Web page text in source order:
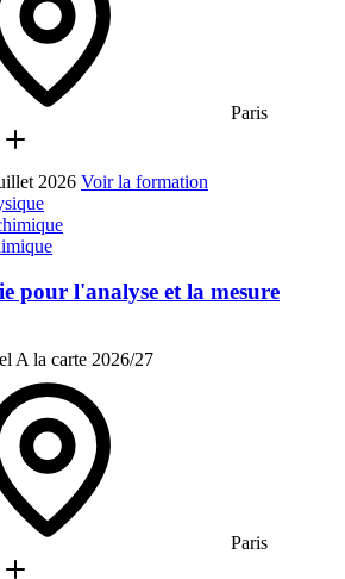
Paris
2026 Voir la formation
pour l'analyse et la mesure
A la carte 2026/27
Paris